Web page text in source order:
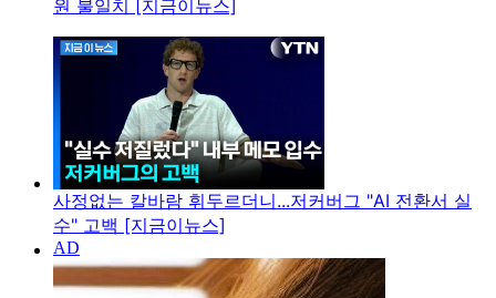
원 불일치 [지금이뉴스]
사정없는 칼바람 휘두르더니...저커버그 "AI 전환서 실
수" 고백 [지금이뉴스]